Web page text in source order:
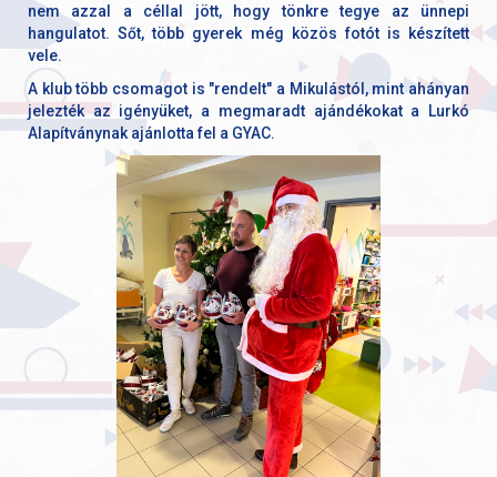
nem azzal a céllal jött, hogy tönkre tegye az ünnepi
hangulatot. Sőt, több gyerek még közös fotót is készített
vele.
A klub több csomagot is "rendelt" a Mikulástól, mint ahányan
jelezték az igényüket, a megmaradt ajándékokat a Lurkó
Alapítványnak ajánlotta fel a GYAC.